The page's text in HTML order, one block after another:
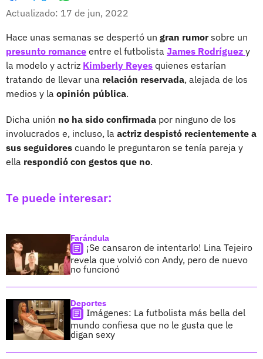
Facebook
X
Actualizado: 17 de jun, 2022
Hace unas semanas se despertó un gran rumorsobre un
presunto romance entre el futbolista James Rodríguez y
la modelo y actriz Kimberly Reyes quienes estarían
tratando de llevar una relación reservada, alejada de los
medios y la opinión pública.
Dicha unión no ha sido confirmada por ninguno de los
involucrados e, incluso, la actriz despistó recientemente a
sus seguidores cuando le preguntaron se tenía pareja y
ella respondió con gestos que no.
Te puede interesar:
Farándula
¡Se cansaron de intentarlo! Lina Tejeiro
revela que volvió con Andy, pero de nuevo
no funcionó
Deportes
Imágenes: La futbolista más bella del
mundo confiesa que no le gusta que le
digan sexy